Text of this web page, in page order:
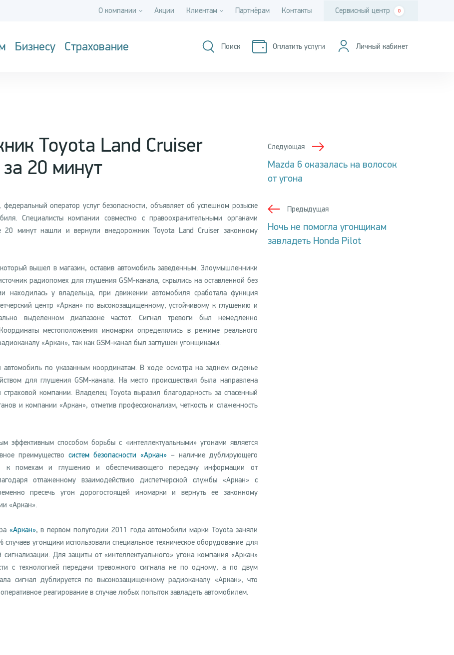
О компании Акции Клиентам Партнёрам Контакты Сервисный центр 0
Бизнесу Страхование Поиск Оплатить услуги Личный кабинет
Toyota Land Cruiser
20 минут
оператор услуг безопасности, объявляет об успешном розыске
Специалисты компании совместно с правоохранительными органами
20 минут нашли и вернули внедорожник Toyota Land Cruiser законному
вышел в магазин, оставив автомобиль заведенным. Злоумышленники
радиопомех для глушения GSM-канала, скрылись на оставленной без
находилась у владельца, при движении автомобиля сработала функция
центр «Аркан» по высокозащищенному, устойчивому к глушению и
выделенном диапазоне частот. Сигнал тревоги был немедленно
местоположения иномарки определялись в режиме реального
«Аркан», так как GSM-канал был заглушен угонщиками.
по указанным координатам. В ходе осмотра на заднем сиденье
для глушения GSM-канала. На место происшествия была направлена
страховой компании. Владелец Toyota выразил благодарность за спасенный
и компании «Аркан», отметив профессионализм, четкость и слаженность
эффективным способом борьбы с «интеллектуальными» угонами является
преимуществосистем безопасности «Аркан» – наличие дублирующего
к помехам и глушению и обеспечивающего передачу информации от
отлаженному взаимодействию диспетчерской службы «Аркан» с
пресечь угон дорогостоящей иномарки и вернуть ее законному
«Аркан».
«Аркан», в первом полугодии 2011 года автомобили марки Toyota заняли
угонщики использовали специальное техническое оборудование для
Для защиты от «интеллектуального» угона компания «Аркан»
с технологией передачи тревожного сигнала не по одному, а по двум
сигнал дублируется по высокозащищенному радиоканалу «Аркан», что
реагирование в случае любых попыток завладеть автомобилем.
Следующая
Mazda 6 оказалась на волосок
от угона
Предыдущая
Ночь не помогла угонщикам
завладеть Honda Pilot